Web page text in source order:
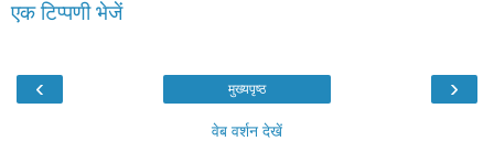
एक टिप्पणी भेजें
‹ ›
मुख्यपृष्ठ
वेब वर्शन देखें